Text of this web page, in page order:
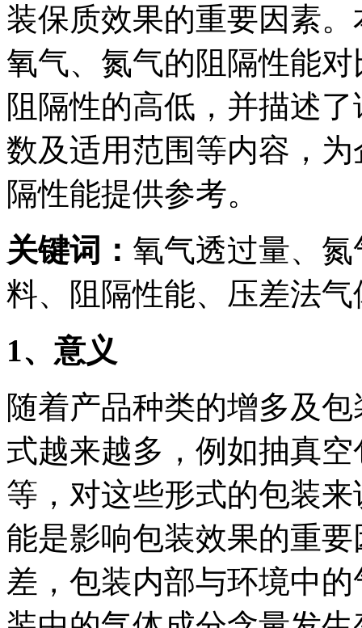
装保质效果的重要因素。
氧气、氮气的阻隔性能
阻隔性的高低，并描述
数及适用范围等内容，
隔性能提供参考。
关键词： 氧气透过量、氮
料、阻隔性能、压差法
1、意义
随着产品种类的增多及
式越来越多，例如抽真
等，对这些形式的包装
能是影响包装效果的重
差，包装内部与环境中